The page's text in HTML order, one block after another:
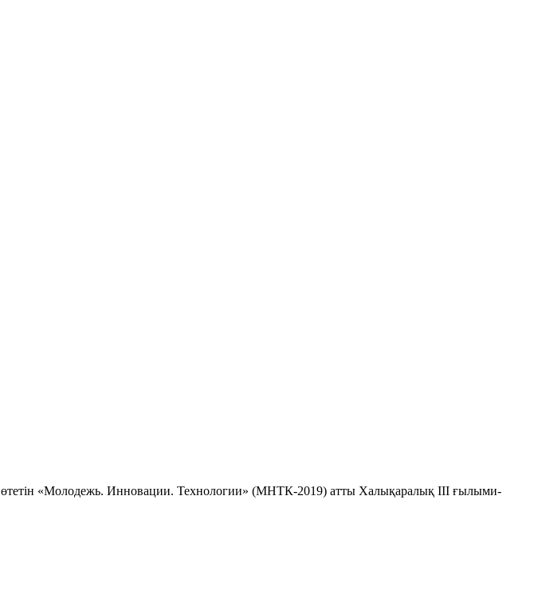
өтетін «Молодежь. Инновации. Технологии» (МНТК-2019) атты Халықаралық III ғылыми-